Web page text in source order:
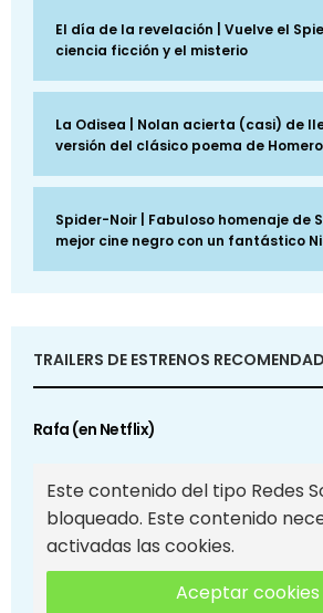
El día de la revelación | Vuelve el
ciencia ficción y el misterio
La Odisea | Nolan acierta (casi) de
versión del clásico poema de Homero
Spider-Noir | Fabuloso homenaje de
mejor cine negro con un fantástico
TRAILERS DE ESTRENOS
Rafa (en Netflix)
Este contenido del tipo Redes
bloqueado. Este contenido
activadas las cookies.
Aceptar cookies